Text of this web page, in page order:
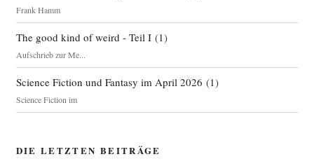
Frank Hamm
The good kind of weird - Teil I(1)
Aufschrieb zur Me...
Science Fiction und Fantasy im April 2026 (1)
Science Fiction im
DIE LETZTEN BEITRÄGE